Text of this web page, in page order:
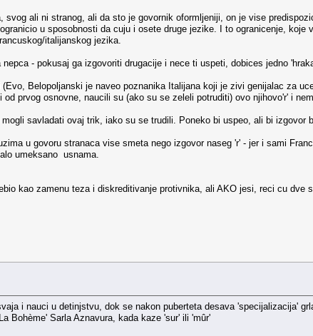
svog ali ni stranog, ali da sto je govornik oformljeniji, on je vise
u sposobnosti da cuju i osete druge jezike. I to ogranicenje, koje
italijanskog jezika.
- pokusaj ga izgovoriti drugacije i nece ti uspeti, dobices jedno
Belopoljanski je naveo poznanika Italijana koji je zivi genijalac za
prvog osnovne, naucili su (ako su se zeleli potruditi) ovo njihovo'r' i
savladati ovaj trik, iako su se trudili. Poneko bi uspeo, ali bi izgovor
u govoru stranaca vise smeta nego izgovor naseg 'r' - jer i sami
umeksano usnama.
kao zamenu teza i diskreditivanje protivnika, ali AKO jesi, reci cu dve
i nauci u detinjstvu, dok se nakon puberteta desava 'specijalizacija'
Bohème' Sarla Aznavura, kada kaze 'sur' ili 'mûr'